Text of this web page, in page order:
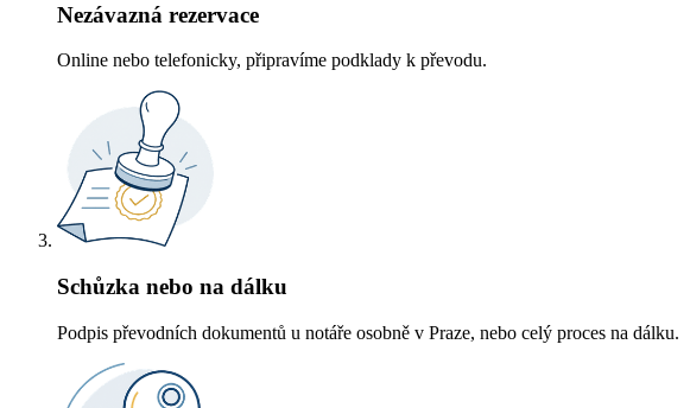
Nezávazná rezervace
Online nebo telefonicky, připravíme podklady k převodu.
Schůzka nebo na dálku
Podpis převodních dokumentů u notáře osobně v Praze, nebo celý proces na dálku.